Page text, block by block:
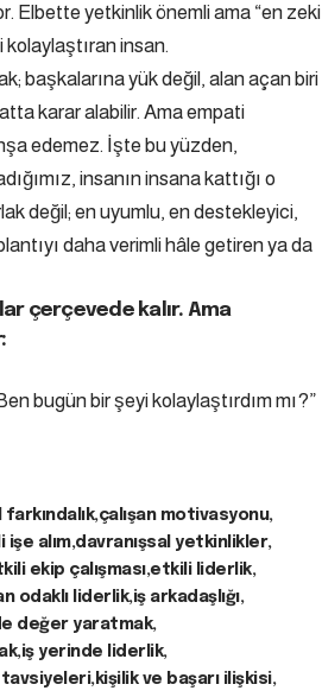
Elbette yetkinlik önemli ama “en zeki
kolaylaştıran insan.
başkalarına yük değil, alan açan biri
karar alabilir. Ama empati
edemez. İşte bu yüzden,
insanın insana kattığı o
değil; en uyumlu, en destekleyici,
daha verimli hâle getiren ya da
çerçevede kalır. Ama
bugün bir şeyi kolaylaştırdım mı?”
çalışan motivasyonu
işe alım davranışsal yetkinlikler
ekip çalışması etkili liderlik
odaklı liderlik iş arkadaşlığı
değer yaratmak
iş yerinde liderlik
kişilik ve başarı ilişkisi